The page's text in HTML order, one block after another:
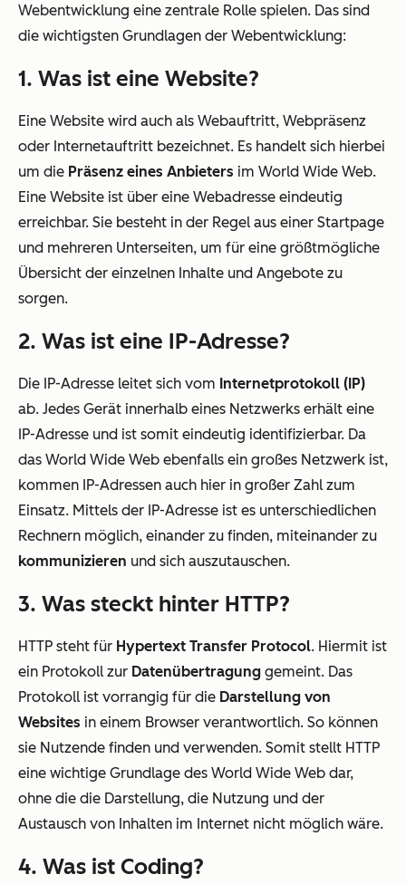
Webentwicklung eine zentrale Rolle spielen. Das sind
die wichtigsten Grundlagen der Webentwicklung:
1. Was ist eine Website?
Eine Website wird auch als Webauftritt, Webpräsenz
oder Internetauftritt bezeichnet. Es handelt sich hierbei
um die Präsenz eines Anbieters im World Wide Web.
Eine Website ist über eine Webadresse eindeutig
erreichbar. Sie besteht in der Regel aus einer Startpage
und mehreren Unterseiten, um für eine größtmögliche
Übersicht der einzelnen Inhalte und Angebote zu
sorgen.
2. Was ist eine IP-Adresse?
Die IP-Adresse leitet sich vom Internetprotokoll (IP)
ab. Jedes Gerät innerhalb eines Netzwerks erhält eine
IP-Adresse und ist somit eindeutig identifizierbar. Da
das World Wide Web ebenfalls ein großes Netzwerk ist,
kommen IP-Adressen auch hier in großer Zahl zum
Einsatz. Mittels der IP-Adresse ist es unterschiedlichen
Rechnern möglich, einander zu finden, miteinander zu
kommunizieren und sich auszutauschen.
3. Was steckt hinter HTTP?
HTTP steht für Hypertext Transfer Protocol. Hiermit ist
ein Protokoll zur Datenübertragung gemeint. Das
Protokoll ist vorrangig für die Darstellung von
Websites in einem Browser verantwortlich. So können
sie Nutzende finden und verwenden. Somit stellt HTTP
eine wichtige Grundlage des World Wide Web dar,
ohne die die Darstellung, die Nutzung und der
Austausch von Inhalten im Internet nicht möglich wäre.
4. Was ist Coding?